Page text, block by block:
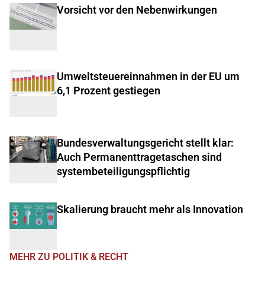
Vorsicht vor den Nebenwirkungen
Umweltsteuereinnahmen in der EU um
6,1 Prozent gestiegen
Bundesverwaltungsgericht stellt klar:
Auch Permanenttragetaschen sind
systembeteiligungspflichtig
Skalierung braucht mehr als Innovation
MEHR ZU POLITIK & RECHT